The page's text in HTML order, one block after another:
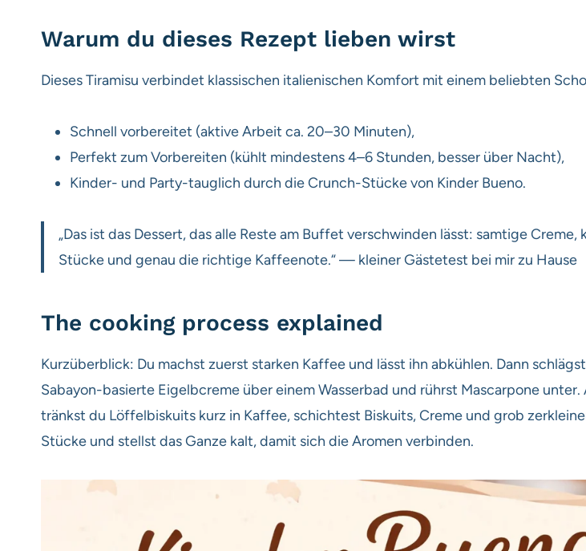
Warum du dieses Rezept lieben wirst
Dieses Tiramisu verbindet klassischen italienischen Komfort mit einem beliebten
Schnell vorbereitet (aktive Arbeit ca. 20–30 Minuten),
Perfekt zum Vorbereiten (kühlt mindestens 4–6 Stunden, besser über Nacht),
Kinder- und Party-tauglich durch die Crunch-Stücke von Kinder Bueno.
„Das ist das Dessert, das alle Reste am Buffet verschwinden lässt: samtige Creme,
Stücke und genau die richtige Kaffeenote.“ — kleiner Gästetest bei mir zu Hause
The cooking process explained
Kurzüberblick: Du machst zuerst starken Kaffee und lässt ihn abkühlen. Dann
Sabayon-basierte Eigelbcreme über einem Wasserbad und rührst Mascarpone unter.
tränkst du Löffelbiskuits kurz in Kaffee, schichtest Biskuits, Creme und grob
Stücke und stellst das Ganze kalt, damit sich die Aromen verbinden.